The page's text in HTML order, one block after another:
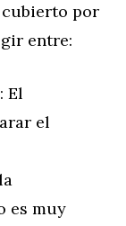
cubierto por
entre:
: El
el
es muy